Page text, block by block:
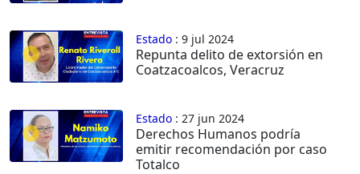
Estado : 9 jul 2024
Repunta delito de extorsión en
Coatzacoalcos, Veracruz
Estado : 27 jun 2024
Derechos Humanos podría
emitir recomendación por caso
Totalco